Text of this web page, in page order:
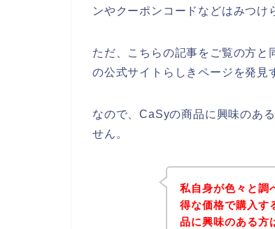
ンやクーポンコードなどはみつけ
ただ、こちらの記事をご覧の方
の公式サイトらしきページを発見
なので、CaSyの商品に興味のあ
せん。
私自身が色々と調
得な価格で購入す
品に興味のある方